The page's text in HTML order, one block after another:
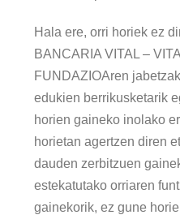
Hala ere, orri horiek ez
BANCARIA VITAL –
FUNDAZIOAren
edukien berrikusketarik
horien gaineko inolako
horietan agertzen diren
dauden zerbitzuen
estekatutako orriaren
gainekorik, ez gune